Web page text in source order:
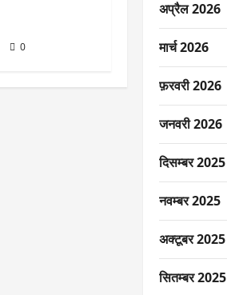
0
अप्रैल 2026
मार्च 2026
फ़रवरी 2026
जनवरी 2026
दिसम्बर 2025
नवम्बर 2025
अक्टूबर 2025
सितम्बर 2025